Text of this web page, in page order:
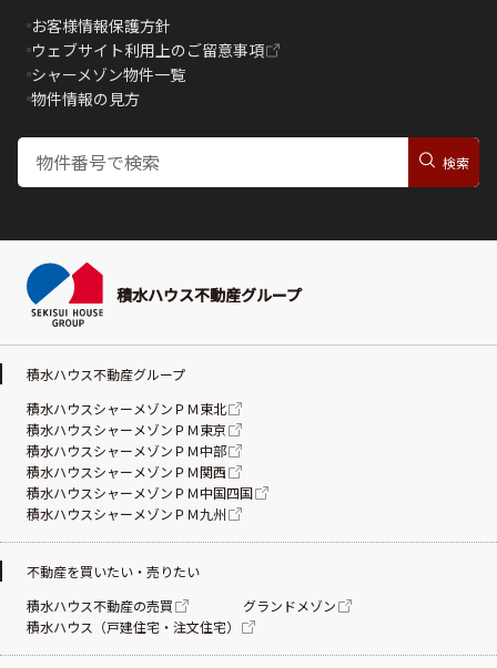
お客様情報保護方針
ウェブサイト利用上のご留意事項
シャーメゾン物件一覧
物件情報の見方
積水ハウス不動産グループ
積水ハウス不動産グループ
積水ハウスシャーメゾンＰＭ東北
積水ハウスシャーメゾンＰＭ東京
積水ハウスシャーメゾンＰＭ中部
積水ハウスシャーメゾンＰＭ関西
積水ハウスシャーメゾンＰＭ中国四国
積水ハウスシャーメゾンＰＭ九州
不動産を買いたい・売りたい
積水ハウス不動産の売買
グランドメゾン
積水ハウス（戸建住宅・注文住宅）